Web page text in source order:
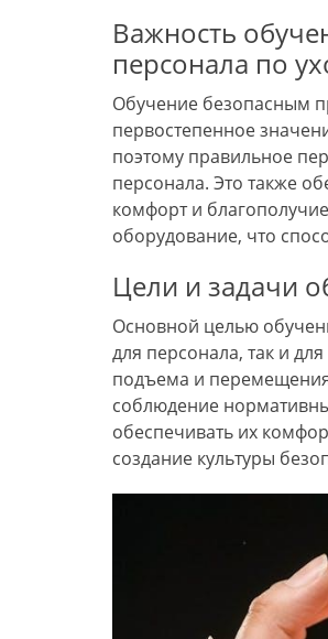
Важность
персонала по
Обучение безопасным
первостепенное
поэтому правильное
персонала. Это также
комфорт и
оборудование, что
Цели и задачи
Основной целью
для персонала, так и
подъема и
соблюдение
обеспечивать их
создание культуры